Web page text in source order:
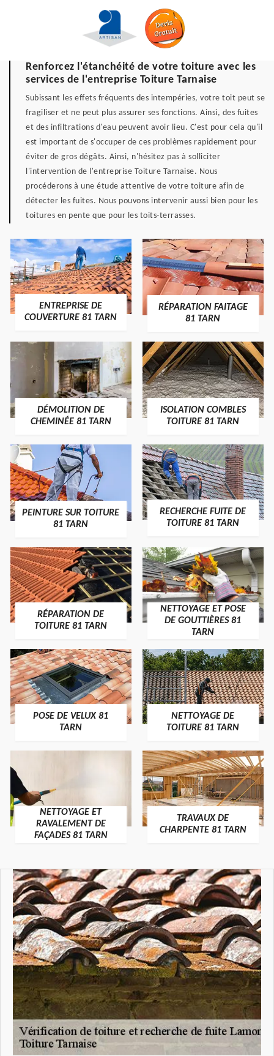
Renforcez l'étanchéité de votre toiture avec les
services de l'entreprise Toiture Tarnaise
Subissant les effets fréquents des intempéries, votre toit peut se
fragiliser et ne peut plus assurer ses fonctions. Ainsi, des fuites
et des infiltrations d'eau peuvent avoir lieu. C'est pour cela qu'il
est important de s'occuper de ces problèmes rapidement pour
éviter de gros dégâts. Ainsi, n'hésitez pas à solliciter
l'intervention de l'entreprise Toiture Tarnaise. Nous
procéderons à une étude attentive de votre toiture afin de
détecter les fuites. Nous pouvons intervenir aussi bien pour les
toitures en pente que pour les toits-terrasses.
ENTREPRISE DE
COUVERTURE 81 TARN
RÉPARATION FAITAGE
81 TARN
DÉMOLITION DE
CHEMINÉE 81 TARN
ISOLATION COMBLES
TOITURE 81 TARN
PEINTURE SUR TOITURE
81 TARN
RECHERCHE FUITE DE
TOITURE 81 TARN
RÉPARATION DE
TOITURE 81 TARN
NETTOYAGE ET POSE
DE GOUTTIÈRES 81
TARN
POSE DE VELUX 81
TARN
NETTOYAGE DE
TOITURE 81 TARN
NETTOYAGE ET
RAVALEMENT DE
FAÇADES 81 TARN
TRAVAUX DE
CHARPENTE 81 TARN